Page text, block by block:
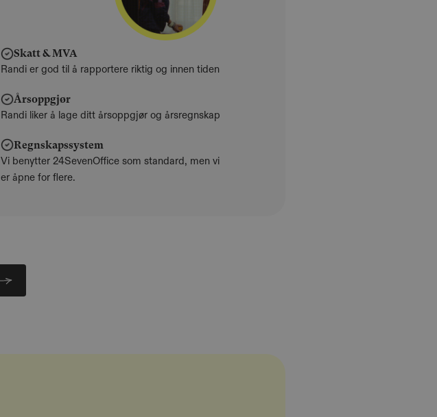
Skatt & MVA
Randi er god til å rapportere riktig og innen tiden
Årsoppgjør
Randi liker å lage ditt årsoppgjør og årsregnskap
Regnskapssystem
Vi benytter 24SevenOffice som standard, men vi
er åpne for flere.